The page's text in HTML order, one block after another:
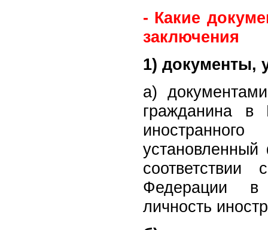
- Какие
заключения
1) документы,
а)
гражданина в
Федерации в
личность